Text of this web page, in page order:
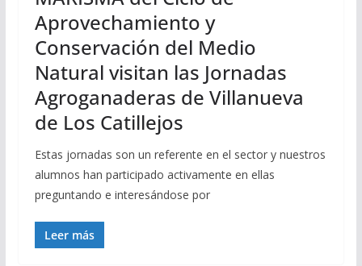
Aprovechamiento y
Conservación del Medio
Natural visitan las Jornadas
Agroganaderas de Villanueva
de Los Catillejos
Estas jornadas son un referente en el sector y nuestros
alumnos han participado activamente en ellas
preguntando e interesándose por
Leer más